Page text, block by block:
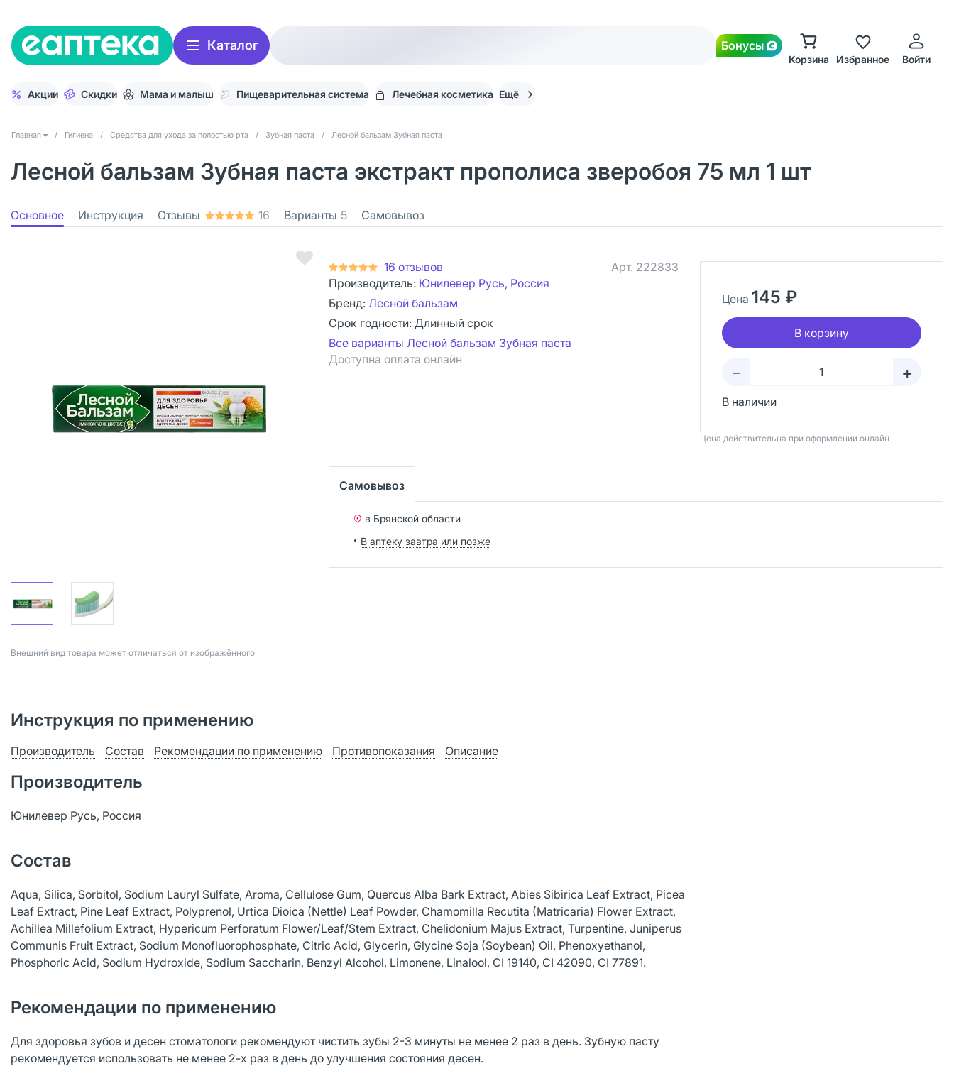
Каталог Бонусы
Корзина Избранное Войти
Акции Скидки Мама и малыш Пищеварительная система Лечебная косметика Ещё
Главная / Гигиена / Средства для ухода за полостью рта / Зубная паста / Лесной бальзам Зубная паста
Лесной бальзам Зубная паста экстракт прополиса зверобоя 75 мл 1 шт
Основное Инструкция Отзывы 16 Варианты 5 Самовывоз
Bнешний вид товара может отличаться от изображённого
16 отзывов Арт. 222833
Производитель: Юнилевер Русь, Россия
Бренд: Лесной бальзам
Срок годности: Длинный срок
Все варианты Лесной бальзам Зубная паста
Доступна оплата онлайн
Цена 145 ₽
В корзину
– +
В наличии
Цена действительна при оформлении онлайн
Самовывоз
в Брянской области
В аптеку завтра или позже
Инструкция по применению
Производитель Состав Рекомендации по применению Противопоказания Описание
Производитель
Юнилевер Русь, Россия
Состав
Aqua, Silica, Sorbitol, Sodium Lauryl Sulfate, Aroma, Cellulose Gum, Quercus Alba Bark Extract, Abies Sibirica Leaf Extract, Picea
Leaf Extract, Pine Leaf Extract, Polyprenol, Urtica Dioica (Nettle) Leaf Powder, Chamomilla Recutita (Matricaria) Flower Extract,
Achillea Millefolium Extract, Hypericum Perforatum Flower/Leaf/Stem Extract, Chelidonium Majus Extract, Turpentine, Juniperus
Communis Fruit Extract, Sodium Monofluorophosphate, Citric Acid, Glycerin, Glycine Soja (Soybean) Oil, Phenoxyethanol,
Phosphoric Acid, Sodium Hydroxide, Sodium Saccharin, Benzyl Alcohol, Limonene, Linalool, CI 19140, CI 42090, CI 77891.
Рекомендации по применению
Для здоровья зубов и десен стоматологи рекомендуют чистить зубы 2-3 минуты не менее 2 раз в день. Зубную пасту
рекомендуется использовать не менее 2-х раз в день до улучшения состояния десен.